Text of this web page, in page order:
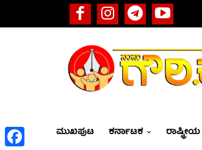
ಮುಖಪುಟ ಕರ್ನಾಟಕ ರಾಷ್ಟ್ರೀಯ